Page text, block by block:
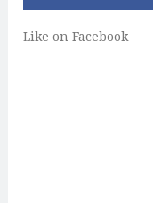
Like on Facebook